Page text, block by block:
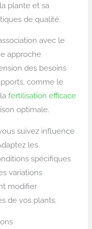
plante et sa
de qualité.
avec le
approche
des besoins
comme le
lafertilisation efficace
optimale.
suivez influence
les
spécifiques
variations
modifier
de vos plants.